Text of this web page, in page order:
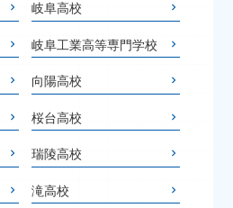
岐阜高校
岐阜工業高等専門学校
向陽高校
桜台高校
瑞陵高校
滝高校